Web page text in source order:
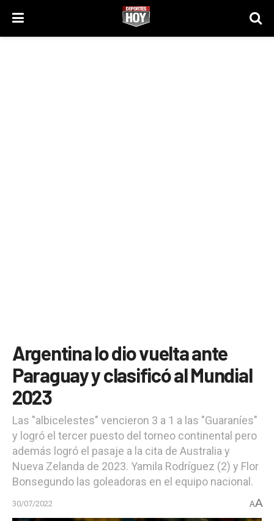
Argentina lo dio vuelta ante
Paraguay y clasificó al Mundial
2023
Las "albicelestes" vencieron 3 a 1 a las "Guaraníes"
y logró el tercer puesto del torneo continental pero
además logró el pasaje a la cita de Australia y
Nueva Zelanda de 2023. Yamila Rodríguez (2) y Flor
Bonsegundo las goleadoras en el equipo nacional.
30/07/2022 AA